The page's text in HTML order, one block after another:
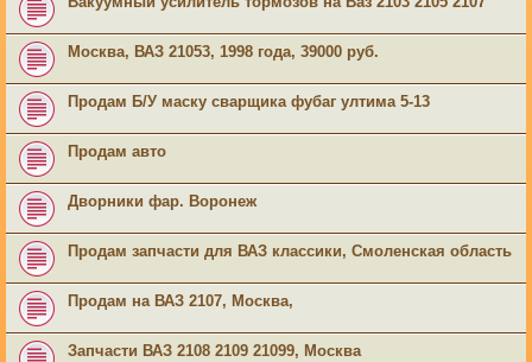
Москва, ВАЗ 21053, 1998 года, 39000 руб.
Продам Б/У маску сварщика фубаг ултима 5-13
Продам авто
Дворники фар. Воронеж
Продам запчасти для ВАЗ классики, Смоленская область
Продам на ВАЗ 2107, Москва,
Запчасти ВАЗ 2108 2109 21099, Москва